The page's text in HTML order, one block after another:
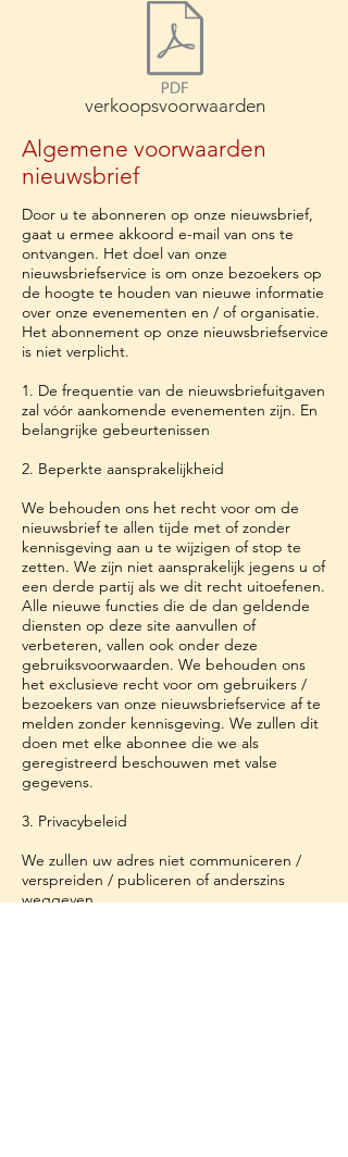
verkoopsvoorwaarden
Door u te abonneren op onze nieuwsbrief,
gaat u ermee akkoord e-mail van ons te
ontvangen. Het doel van onze
nieuwsbriefservice is om onze bezoekers op
de hoogte te houden van nieuwe informatie
over onze evenementen en / of organisatie.
Het abonnement op onze nieuwsbriefservice
is niet verplicht.
1. De frequentie van de nieuwsbriefuitgaven
zal vóór aankomende evenementen zijn. En
belangrijke gebeurtenissen
2. Beperkte aansprakelijkheid
We behouden ons het recht voor om de
nieuwsbrief te allen tijde met of zonder
kennisgeving aan u te wijzigen of stop te
zetten. We zijn niet aansprakelijk jegens u of
een derde partij als we dit recht uitoefenen.
Alle nieuwe functies die de dan geldende
diensten op deze site aanvullen of
verbeteren, vallen ook onder deze
gebruiksvoorwaarden. We behouden ons
het exclusieve recht voor om gebruikers /
bezoekers van onze nieuwsbriefservice af te
melden zonder kennisgeving. We zullen dit
doen met elke abonnee die we als
geregistreerd beschouwen met valse
gegevens.
3. Privacybeleid
We zullen uw adres niet communiceren /
verspreiden / publiceren of anderszins
weggeven.
Algemene voorwaarden
nieuwsbrief